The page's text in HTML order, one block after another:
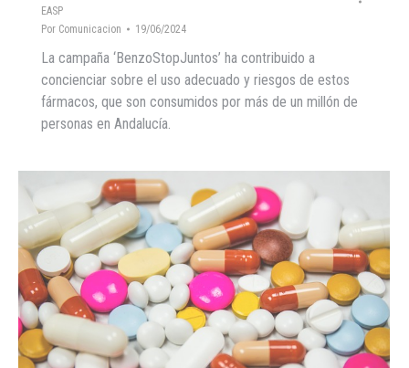
EASP
Por Comunicacion 19/06/2024
La campaña ‘BenzoStopJuntos’ ha contribuido a
concienciar sobre el uso adecuado y riesgos de estos
fármacos, que son consumidos por más de un millón de
personas en Andalucía.